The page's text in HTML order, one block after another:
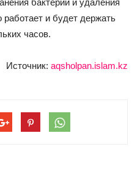
бактерий и удаления
работает и будет держать
часов.
Источник: aqsholpan.islam.kz